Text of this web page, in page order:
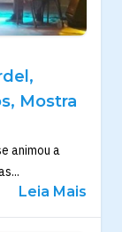
Mostra
animou a
Leia Mais